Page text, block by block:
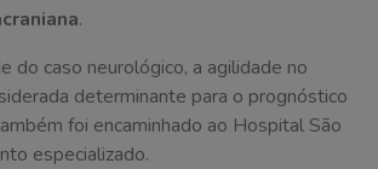
.
do caso neurológico, a agilidade no
determinante para o prognóstico
foi encaminhado ao Hospital São
especializado.